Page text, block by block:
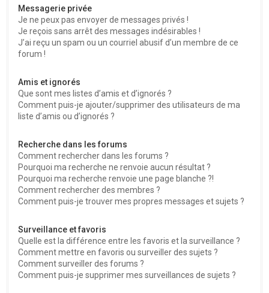
Messagerie privée
Je ne peux pas envoyer de messages privés !
Je reçois sans arrêt des messages indésirables !
J’ai reçu un spam ou un courriel abusif d’un membre de ce
forum !
Amis et ignorés
Que sont mes listes d’amis et d’ignorés ?
Comment puis-je ajouter/supprimer des utilisateurs de ma
liste d’amis ou d’ignorés ?
Recherche dans les forums
Comment rechercher dans les forums ?
Pourquoi ma recherche ne renvoie aucun résultat ?
Pourquoi ma recherche renvoie une page blanche ?!
Comment rechercher des membres ?
Comment puis-je trouver mes propres messages et sujets ?
Surveillance et favoris
Quelle est la différence entre les favoris et la surveillance ?
Comment mettre en favoris ou surveiller des sujets ?
Comment surveiller des forums ?
Comment puis-je supprimer mes surveillances de sujets ?